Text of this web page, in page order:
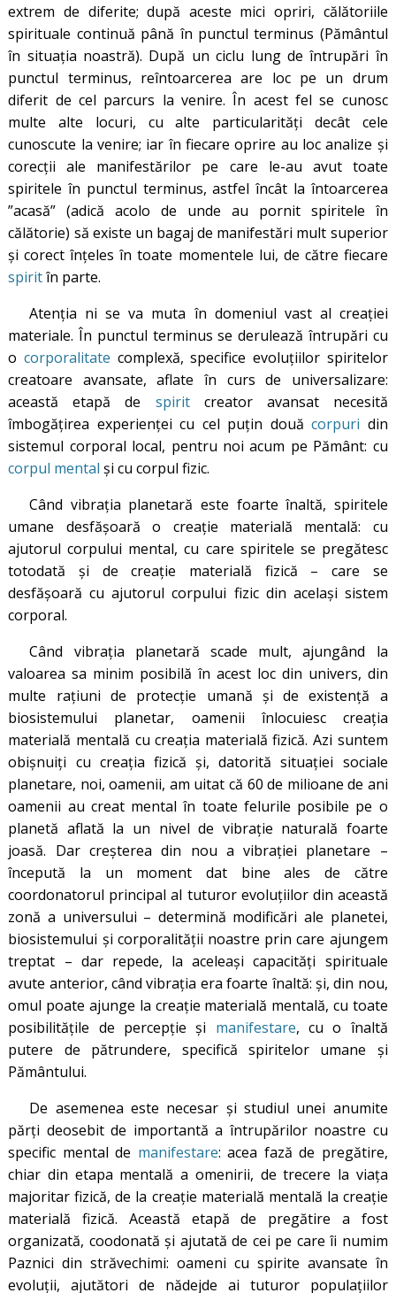
extrem de diferite; după aceste mici opriri, călătoriile
spirituale continuă până în punctul terminus (Pământul
în situația noastră). După un ciclu lung de întrupări în
punctul terminus, reîntoarcerea are loc pe un drum
diferit de cel parcurs la venire. În acest fel se cunosc
multe alte locuri, cu alte particularități decât cele
cunoscute la venire; iar în fiecare oprire au loc analize și
corecții ale manifestărilor pe care le-au avut toate
spiritele în punctul terminus, astfel încât la întoarcerea
”acasă” (adică acolo de unde au pornit spiritele în
călătorie) să existe un bagaj de manifestări mult superior
și corect înțeles în toate momentele lui, de către fiecare
spiritîn parte.
Atenția ni se va muta în domeniul vast al creației
materiale. În punctul terminus se derulează întrupări cu
ocorporalitate complexă, specifice evoluțiilor spiritelor
creatoare avansate, aflate în curs de universalizare:
această etapă de spiritcreator avansat necesită
îmbogățirea experienței cu cel puțin douăcorpuri din
sistemul corporal local, pentru noi acum pe Pământ: cu
corpul mental și cu corpul fizic.
Când vibrația planetară este foarte înaltă, spiritele
umane desfășoară o creație materială mentală: cu
ajutorul corpului mental, cu care spiritele se pregătesc
totodată și de creație materială fizică – care se
desfășoară cu ajutorul corpului fizic din același sistem
corporal.
Când vibrația planetară scade mult, ajungând la
valoarea sa minim posibilă în acest loc din univers, din
multe rațiuni de protecție umană și de existență a
biosistemului planetar, oamenii înlocuiesc creația
materială mentală cu creația materială fizică. Azi suntem
obișnuiți cu creația fizică și, datorită situației sociale
planetare, noi, oamenii, am uitat că 60 de milioane de ani
oamenii au creat mental în toate felurile posibile pe o
planetă aflată la un nivel de vibrație naturală foarte
joasă. Dar creșterea din nou a vibrației planetare –
începută la un moment dat bine ales de către
coordonatorul principal al tuturor evoluțiilor din această
zonă a universului – determină modificări ale planetei,
biosistemului și corporalității noastre prin care ajungem
treptat – dar repede, la aceleași capacități spirituale
avute anterior, când vibrația era foarte înaltă: și, din nou,
omul poate ajunge la creație materială mentală, cu toate
posibilitățile de percepție și manifestare, cu o înaltă
putere de pătrundere, specifică spiritelor umane și
Pământului.
De asemenea este necesar și studiul unei anumite
părți deosebit de importantă a întrupărilor noastre cu
specific mental de manifestare: acea fază de pregătire,
chiar din etapa mentală a omenirii, de trecere la viața
majoritar fizică, de la creație materială mentală la creație
materială fizică. Această etapă de pregătire a fost
organizată, coodonată și ajutată de cei pe care îi numim
Paznici din străvechimi: oameni cu spirite avansate în
evoluții, ajutători de nădejde ai tuturor populațiilor